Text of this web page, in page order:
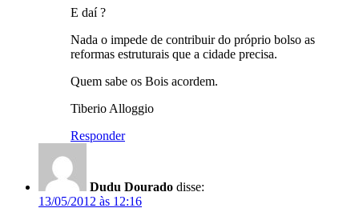
E daí ?
Nada o impede de contribuir do próprio bolso as
reformas estruturais que a cidade precisa.
Quem sabe os Bois acordem.
Tiberio Alloggio
Responder
Dudu Dourado disse:
13/05/2012 às 12:16